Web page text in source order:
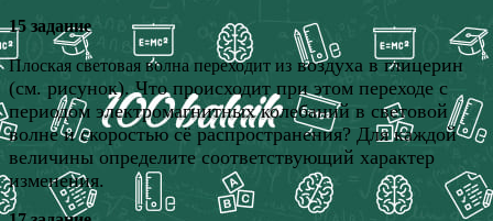
15 задание
Плоская световая волна переходит из воздуха в глицерин
(см. рисунок). Что происходит при этом переходе с
периодом электромагнитных колебаний в световой
волне и скоростью сё распространения? Для каждой
величины определите соответствующий характер
изменения.